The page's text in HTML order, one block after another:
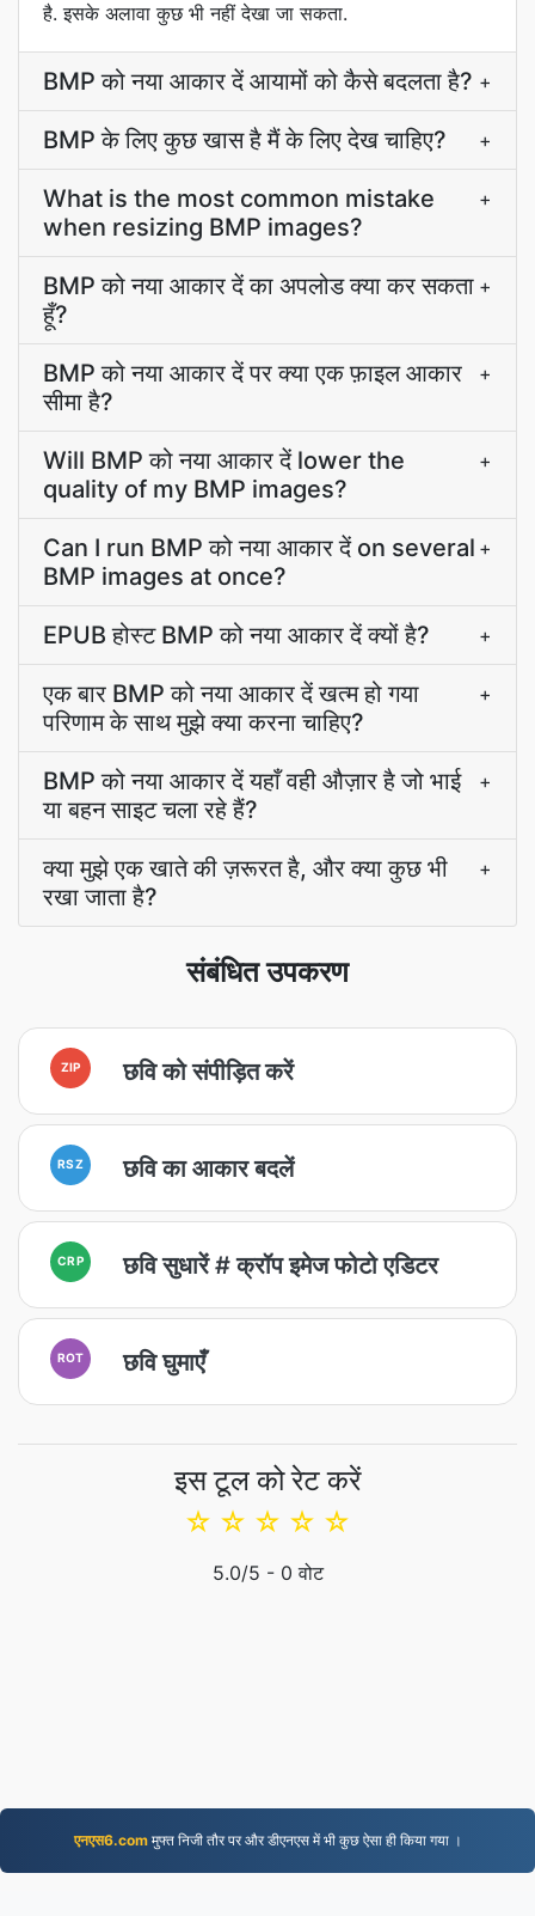
है. इसके अलावा कुछ भी नहीं देखा जा सकता.
BMP को नया आकार दें आयामों को कैसे बदलता है? +
BMP के लिए कुछ खास है मैं के लिए देख चाहिए? +
What is the most common mistake
when resizing BMP images?
+
BMP को नया आकार दें का अपलोड क्या कर सकता
हूँ?
+
BMP को नया आकार दें पर क्या एक फ़ाइल आकार
सीमा है?
+
Will BMP को नया आकार दें lower the
quality of my BMP images?
+
Can I run BMP को नया आकार दें on several
BMP images at once?
+
EPUB होस्ट BMP को नया आकार दें क्यों है? +
एक बार BMP को नया आकार दें खत्म हो गया
परिणाम के साथ मुझे क्या करना चाहिए?
+
BMP को नया आकार दें यहाँ वही औज़ार है जो भाई
या बहन साइट चला रहे हैं?
+
क्या मुझे एक खाते की ज़रूरत है, और क्या कुछ भी
रखा जाता है?
+
संबंधित उपकरण
ZIP छवि को संपीड़ित करें
RSZ छवि का आकार बदलें
CRP छवि सुधारें # क्रॉप इमेज फोटो एडिटर
ROT छवि घुमाएँ
इस टूल को रेट करें
☆
☆
☆
☆
☆
5.0/5 - 0 वोट
एनएस6.comमुफ्त निजी तौर पर और डीएनएस में भी कुछ ऐसा ही किया गया ।